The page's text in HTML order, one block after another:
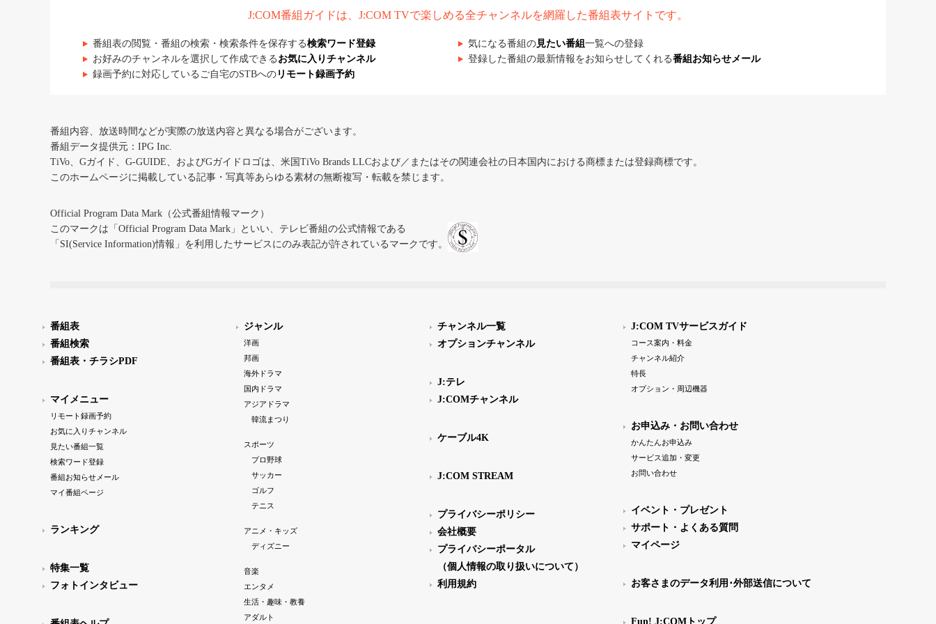
J:COM番組ガイドは、J:COM TVで楽しめる全チャンネルを網羅した番組表サイトです。
番組表の閲覧・番組の検索・検索条件を保存する検索ワード登録 気になる番組の見たい番組 一覧への登録
お好みのチャンネルを選択して作成できる お気に入りチャンネル 登録した番組の最新情報をお知らせしてくれる番組お知らせメール
録画予約に対応しているご自宅のSTBへの リモート録画予約
番組内容、放送時間などが実際の放送内容と異なる場合がございます。
番組データ提供元：IPG Inc.
TiVo、Gガイド、G-GUIDE、およびGガイドロゴは、米国TiVo Brands LLCおよび／またはその関連会社の日本国内における商標または登録商標です。
このホームページに掲載している記事・写真等あらゆる素材の無断複写・転載を禁じます。
Official Program Data Mark（公式番組情報マーク）
このマークは「Official Program Data Mark」といい、テレビ番組の公式情報である
「SI(Service Information)情報」を利用したサービスにのみ表記が許されているマークです。
番組表
番組検索
番組表・チラシPDF
マイメニュー
リモート録画予約
お気に入りチャンネル
見たい番組一覧
検索ワード登録
番組お知らせメール
マイ番組ページ
ランキング
特集一覧
フォトインタビュー
ジャンル
洋画
邦画
海外ドラマ
国内ドラマ
アジアドラマ
韓流まつり
スポーツ
プロ野球
サッカー
ゴルフ
テニス
アニメ・キッズ
ディズニー
音楽
エンタメ
生活・趣味・教養
アダルト
チャンネル一覧
オプションチャンネル
J:テレ
J:COMチャンネル
ケーブル4K
J:COM STREAM
プライバシーポリシー
会社概要
プライバシーポータル
（個人情報の取り扱いについて）
利用規約
J:COM TVサービスガイド
コース案内・料金
チャンネル紹介
特長
オプション・周辺機器
お申込み・お問い合わせ
かんたんお申込み
サービス追加・変更
お問い合わせ
イベント・プレゼント
サポート・よくある質問
マイページ
お客さまのデータ利用･外部送信について
Fun! J:COMトップ